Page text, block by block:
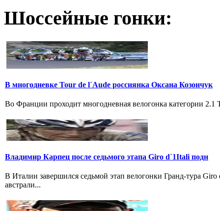
Шоссейные гонки:
В многодневке Tour de l`Aude россиянка Оксана Козончук
Во Франции проходит многодневная велогонка категории
Владимир Карпец после седьмого этапа Giro d`1Itali подн
В Италии завершился седьмой этап велогонки Гранд-тура
австрали...